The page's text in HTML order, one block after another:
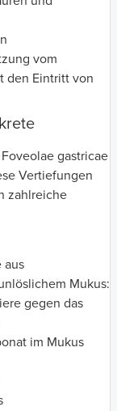
vom
den Eintritt von
gastricae
Vertiefungen
zahlreiche
aus
Mukus:
gegen das
im Mukus